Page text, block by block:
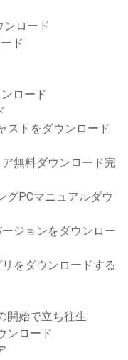
ンロード
ド
ロード
ストをダウンロード
無料ダウンロード完
グPCマニュアルダウ
ジョンをダウンロー
をダウンロードする
開始で立ち往生
ンロード